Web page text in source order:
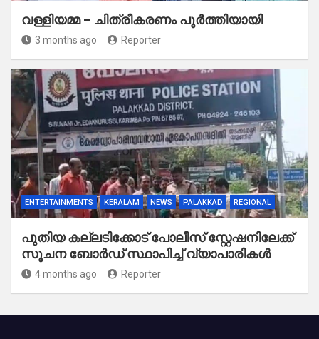
വള്ളിയമ്മ – ചിത്രീകരണം പൂർത്തിയായി
3 months ago Reporter
ENTERTAINMENTS KERALAM NEWS PALAKKAD REGIONAL
പുതിയ കല്ലടിക്കോട് പോലീസ് സ്റ്റേഷനിലേക്ക്
സൂചന ബോർഡ് സ്ഥാപിച്ച് വ്യാപാരികൾ
4 months ago Reporter